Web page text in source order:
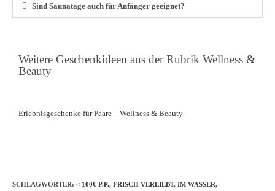
Sind Saunatage auch für Anfänger geeignet?
Weitere Geschenkideen aus der Rubrik Wellness &
Beauty
Erlebnisgeschenke für Paare – Wellness & Beauty
SCHLAGWÖRTER: < 100€ P.P., FRISCH VERLIEBT, IM WASSER,